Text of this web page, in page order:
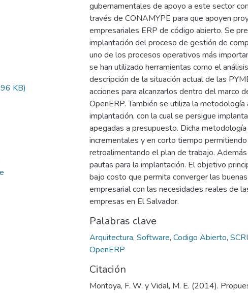
KB)
gubernamentales de apoyo a este sector
través de CONAMYPE para que apoyen
empresariales ERP de código abierto. Se
implantación del proceso de gestión de
uno de los procesos operativos más
se han utilizado herramientas como el
descripción de la situación actual de las
acciones para alcanzarlos dentro del marco
OpenERP. También se utiliza la
implantación, con la cual se persigue
apegadas a presupuesto. Dicha
incrementales y en corto tiempo
retroalimentando el plan de trabajo.
pautas para la implantación. El objetivo
bajo costo que permita converger las
empresarial con las necesidades reales de
empresas en El Salvador.
Palabras clave
Arquitectura, Software, Codigo Abierto,
OpenERP
Citación
Montoya, F. W. y Vidal, M. E. (2014).